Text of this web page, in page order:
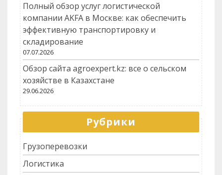
Полный обзор услуг логистической
компании AKFA в Москве: как обеспечить
эффективную транспортировку и
складирование
07.07.2026
Обзор сайта agroexpert.kz: все о сельском
хозяйстве в Казахстане
29.06.2026
Рубрики
Грузоперевозки
Логистика